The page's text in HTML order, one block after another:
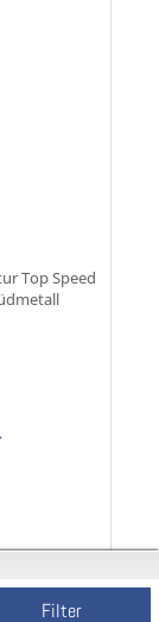
Filter
Top Speed